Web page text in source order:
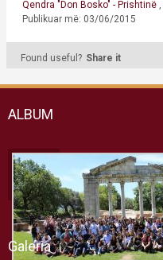
Qendra "Don Bosko" - Prishtinë
Publikuar më: 03/06/2015
Found useful? Share it
ALBUM
Galeria